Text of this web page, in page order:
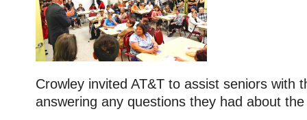
Crowley invited AT&T to assist seniors with
answering any questions they had about